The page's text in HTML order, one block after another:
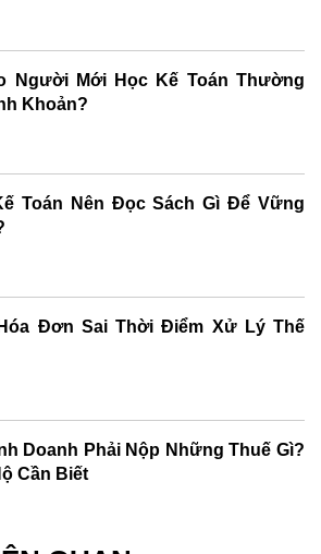
Người Mới Học Kế Toán Thường
Khoản?
Toán Nên Đọc Sách Gì Để Vững
Đơn Sai Thời Điểm Xử Lý Thế
Doanh Phải Nộp Những Thuế Gì?
Cần Biết